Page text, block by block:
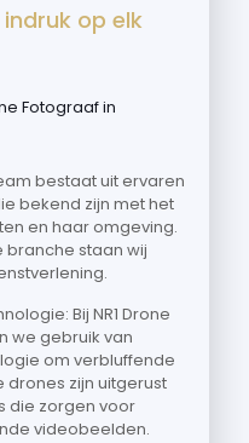
op elk
Fotograaf in
bestaat uit ervaren
bekend zijn met het
en haar omgeving.
branche staan wij
Bij NR1 Drone
we gebruik van
om verbluffende
drones zijn uitgerust
die zorgen voor
videobeelden.